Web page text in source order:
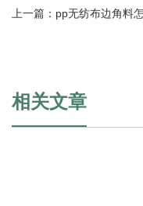
上一篇： pp无纺布边角料
相关文章